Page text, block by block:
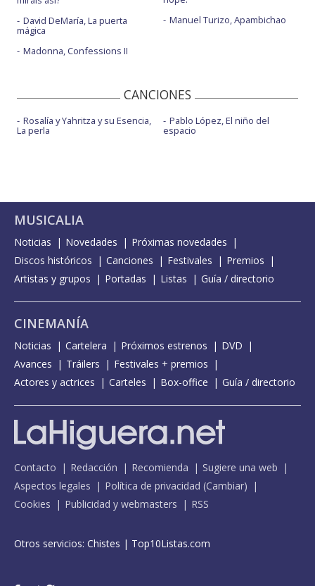
David DeMaría, La puerta
mágica
Madonna, Confessions II
Manuel Turizo, Apambichao
CANCIONES
Rosalía y Yahritza y su Esencia,
La perla
Pablo López, El niño del
espacio
MUSICALIA
Noticias Novedades
Próximas novedades
Discos históricos
Canciones Festivales
Premios
Artistas y grupos
Portadas Listas Guía / directorio
CINEMANÍA
Noticias Cartelera Próximos estrenos
DVD
Avances
Tráilers
Festivales + premios
Actores y actrices
Carteles Box-office Guía / directorio
Contacto Redacción Recomienda
Sugiere una web
Aspectos legales
Política de privacidad (Cambiar)
Cookies
Publicidad y webmasters RSS
Otros servicios: Chistes | Top10Listas.com